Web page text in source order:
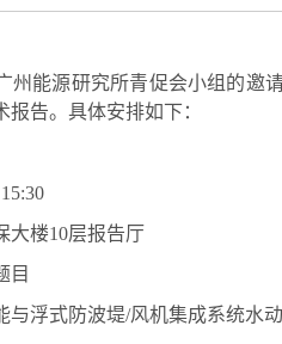
州能源研究所青促会小组的邀
报告。具体安排如下：
15:30
大楼10层报告厅
目
与浮式防波堤/风机集成系统水